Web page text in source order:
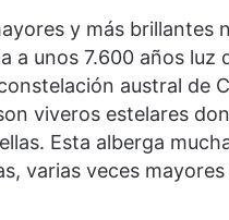
y más brillantes
a unos 7.600 años luz
austral de
viveros estelares
Esta alberga
varias veces mayores